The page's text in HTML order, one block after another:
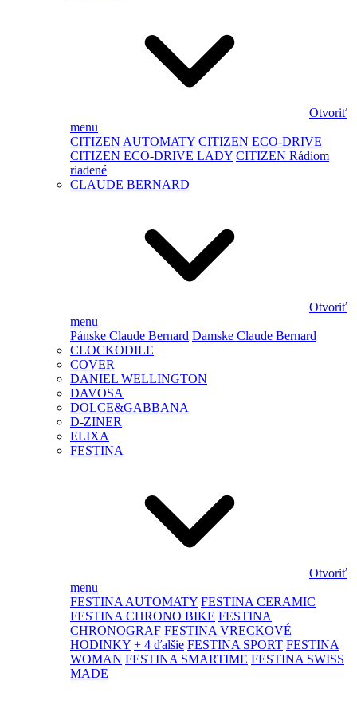
Otvoriť
menu
CITIZEN AUTOMATY CITIZEN ECO-DRIVE
CITIZEN ECO-DRIVE LADY CITIZEN Rádiom
riadené
CLAUDE BERNARD
Otvoriť
menu
Pánske Claude Bernard Damske Claude Bernard
CLOCKODILE
COVER
DANIEL WELLINGTON
DAVOSA
DOLCE&GABBANA
D-ZINER
ELIXA
FESTINA
Otvoriť
menu
FESTINA AUTOMATY FESTINA CERAMIC
FESTINA CHRONO BIKE FESTINA
CHRONOGRAF FESTINA VRECKOVÉ
HODINKY + 4 ďalšie FESTINA SPORT FESTINA
WOMAN FESTINA SMARTIME FESTINA SWISS
MADE